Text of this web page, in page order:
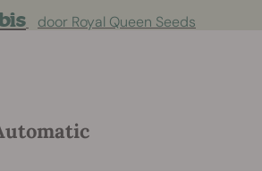
door Royal Queen Seeds